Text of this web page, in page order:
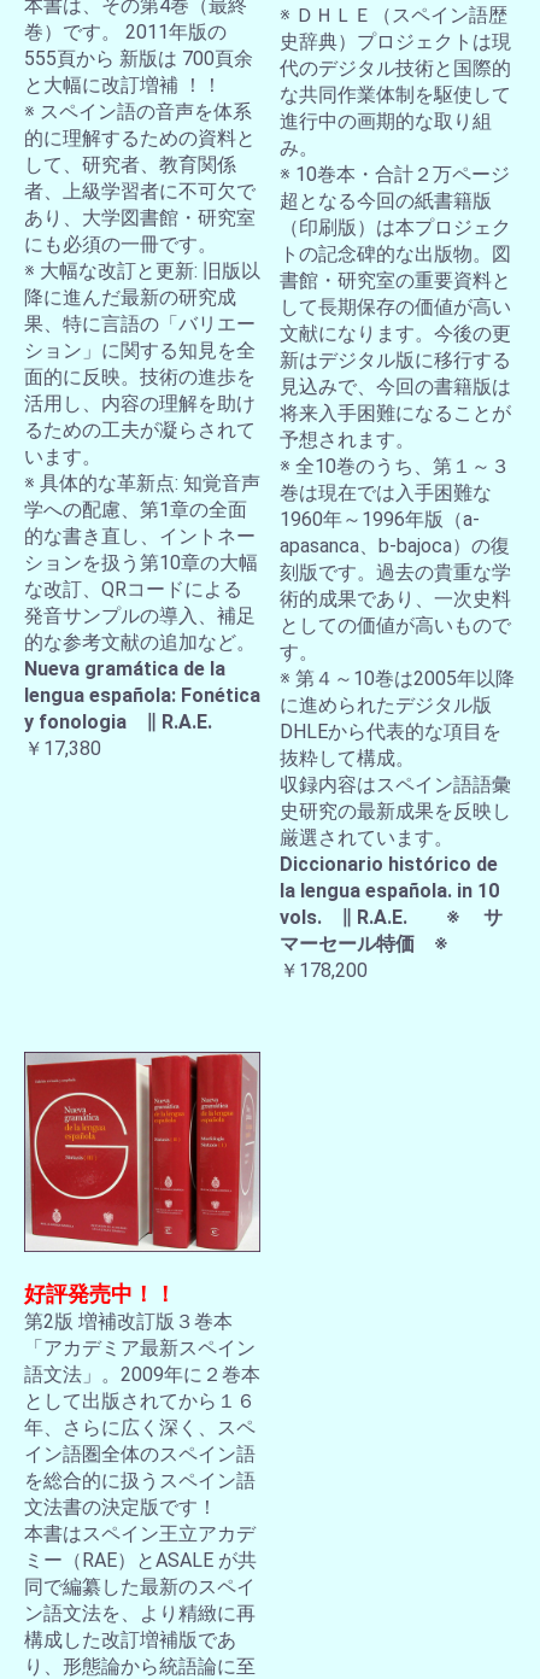
本書は、その第4巻（最終
巻）です。 2011年版の
555頁から 新版は 700頁余
と大幅に改訂増補 ！！
※ スペイン語の音声を体系
的に理解するための資料と
して、研究者、教育関係
者、上級学習者に不可欠で
あり、大学図書館・研究室
にも必須の一冊です。
※ 大幅な改訂と更新: 旧版以
降に進んだ最新の研究成
果、特に言語の「バリエー
ション」に関する知見を全
面的に反映。技術の進歩を
活用し、内容の理解を助け
るための工夫が凝らされて
います。
※ 具体的な革新点: 知覚音声
学への配慮、第1章の全面
的な書き直し、イントネー
ションを扱う第10章の大幅
な改訂、QRコードによる
発音サンプルの導入、補足
的な参考文献の追加など。
Nueva gramática de la
lengua española: Fonética
y fonologia ∥ R.A.E.
￥17,380
※ ＤＨＬＥ（スペイン語歴
史辞典）プロジェクトは現
代のデジタル技術と国際的
な共同作業体制を駆使して
進行中の画期的な取り組
み。
※ 10巻本・合計２万ページ
超となる今回の紙書籍版
（印刷版）は本プロジェク
トの記念碑的な出版物。図
書館・研究室の重要資料と
して長期保存の価値が高い
文献になります。今後の更
新はデジタル版に移行する
見込みで、今回の書籍版は
将来入手困難になることが
予想されます。
※ 全10巻のうち、第１～３
巻は現在では入手困難な
1960年～1996年版（a-
apasanca、b-bajoca）の復
刻版です。過去の貴重な学
術的成果であり、一次史料
としての価値が高いもので
す。
※ 第４～10巻は2005年以降
に進められたデジタル版
DHLEから代表的な項目を
抜粋して構成。
収録内容はスペイン語語彙
史研究の最新成果を反映し
厳選されています。
Diccionario histórico de
la lengua española. in 10
vols. ∥ R.A.E. ※ サ
マーセール特価 ※
￥178,200
好評発売中！！
第2版 増補改訂版３巻本
「アカデミア最新スペイン
語文法」。2009年に２巻本
として出版されてから１６
年、さらに広く深く、スペ
イン語圏全体のスペイン語
を総合的に扱うスペイン語
文法書の決定版です！
本書はスペイン王立アカデ
ミー（RAE）とASALE が共
同で編纂した最新のスペイ
ン語文法を、より精緻に再
構成した改訂増補版であ
り、形態論から統語論に至